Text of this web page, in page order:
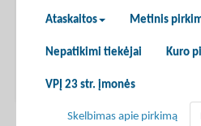
Ataskaitos Metinis
Nepatikimi tiekėjai Kuro
VPĮ 23 str. įmonės
Skelbimas apie pirkimą